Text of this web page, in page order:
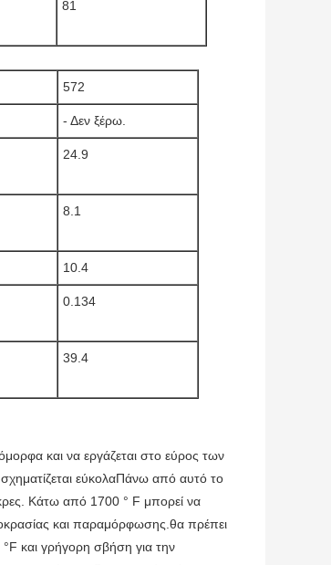
81
572
- Δεν ξέρω.
24.9
8.1
10.4
0.134
39.4
και να εργάζεται στο εύρος των
εύκολαΠάνω από αυτό το
Κάτω από 1700 ° F μπορεί να
και παραμόρφωσης.θα πρέπει
και γρήγορη σβήση για την